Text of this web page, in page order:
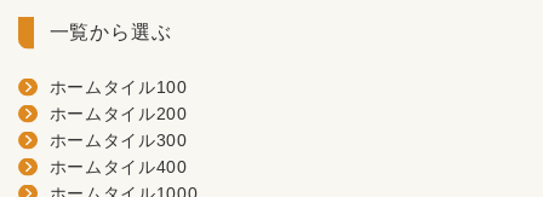
一覧から選ぶ
ホームタイル100
ホームタイル200
ホームタイル300
ホームタイル400
ホームタイル1000